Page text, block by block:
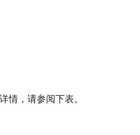
情，请参阅下表。